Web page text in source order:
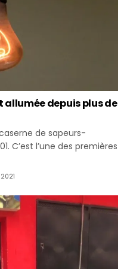
allumée depuis plus de
de sapeurs-
C’est l’une des premières
2021